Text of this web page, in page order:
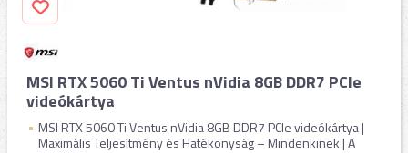
MSI RTX 5060 Ti Ventus nVidia 8GB DDR7 PCIe
videókártya
MSI RTX 5060 Ti Ventus nVidia 8GB DDR7 PCIe videókártya |
Maximális Teljesítmény és Hatékonyság – Mindenkinek | A